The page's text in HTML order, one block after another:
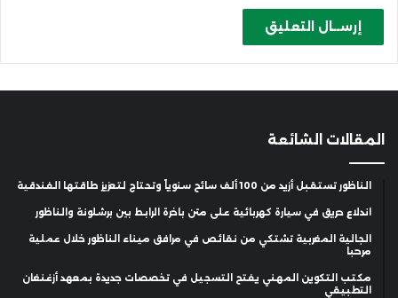
المقالات الشائعة
الناظور تستقبل أزيد من 100 ألف سائح سنوياً وتحتاج لتعزيز طاقتها الفندقية
اندلاع حريق في سيارة كهربائية على متن باخرة الرابط بين برشلونة والناظور
الجالية المغربية تشتكي من نقائص في مرافق ميناء الناظور خلال عملية
مرحبا
مكتب التكوين المهني يفتح التسجيل في تخصصات جديدة بمعهد أزغنغان
التطبيقي